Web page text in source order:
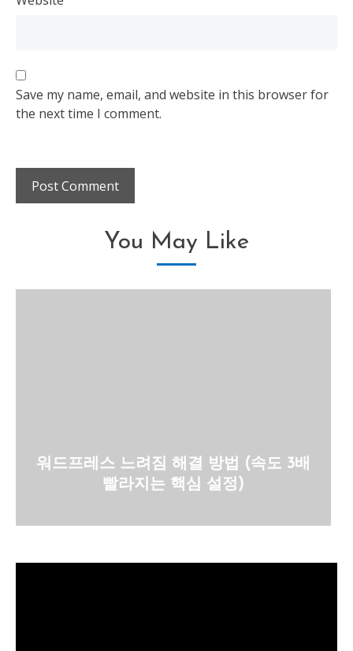
Save my name, email, and website in this browser for
the next time I comment.
You May Like
워드프레스 느려짐 해결 방법 (속도 3배
빨라지는 핵심 설정)